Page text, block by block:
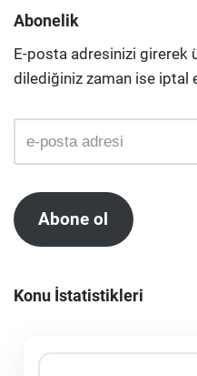
Abonelik
E-posta adresinizi girerek
dilediğiniz zaman ise iptal
Abone ol
Konu İstatistikleri